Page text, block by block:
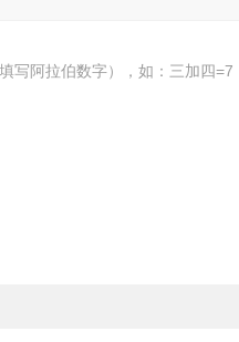
写阿拉伯数字），如：三加四=7